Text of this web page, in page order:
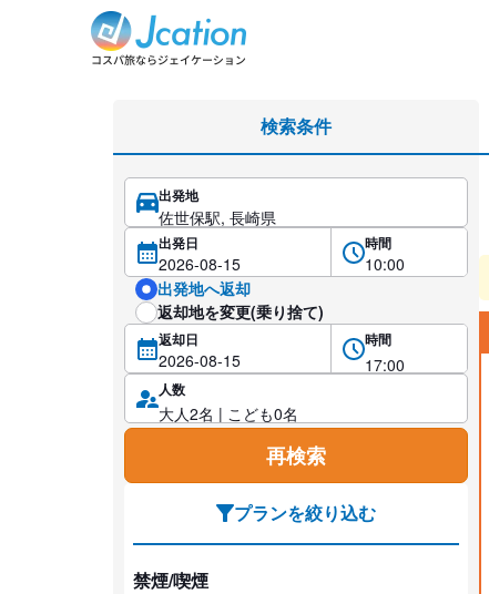
検索条件
出発地
出発日 時間
出発地へ返却
返却地を変更(乗り捨て)
返却日 時間
人数
再検索
プランを絞り込む
禁煙/喫煙